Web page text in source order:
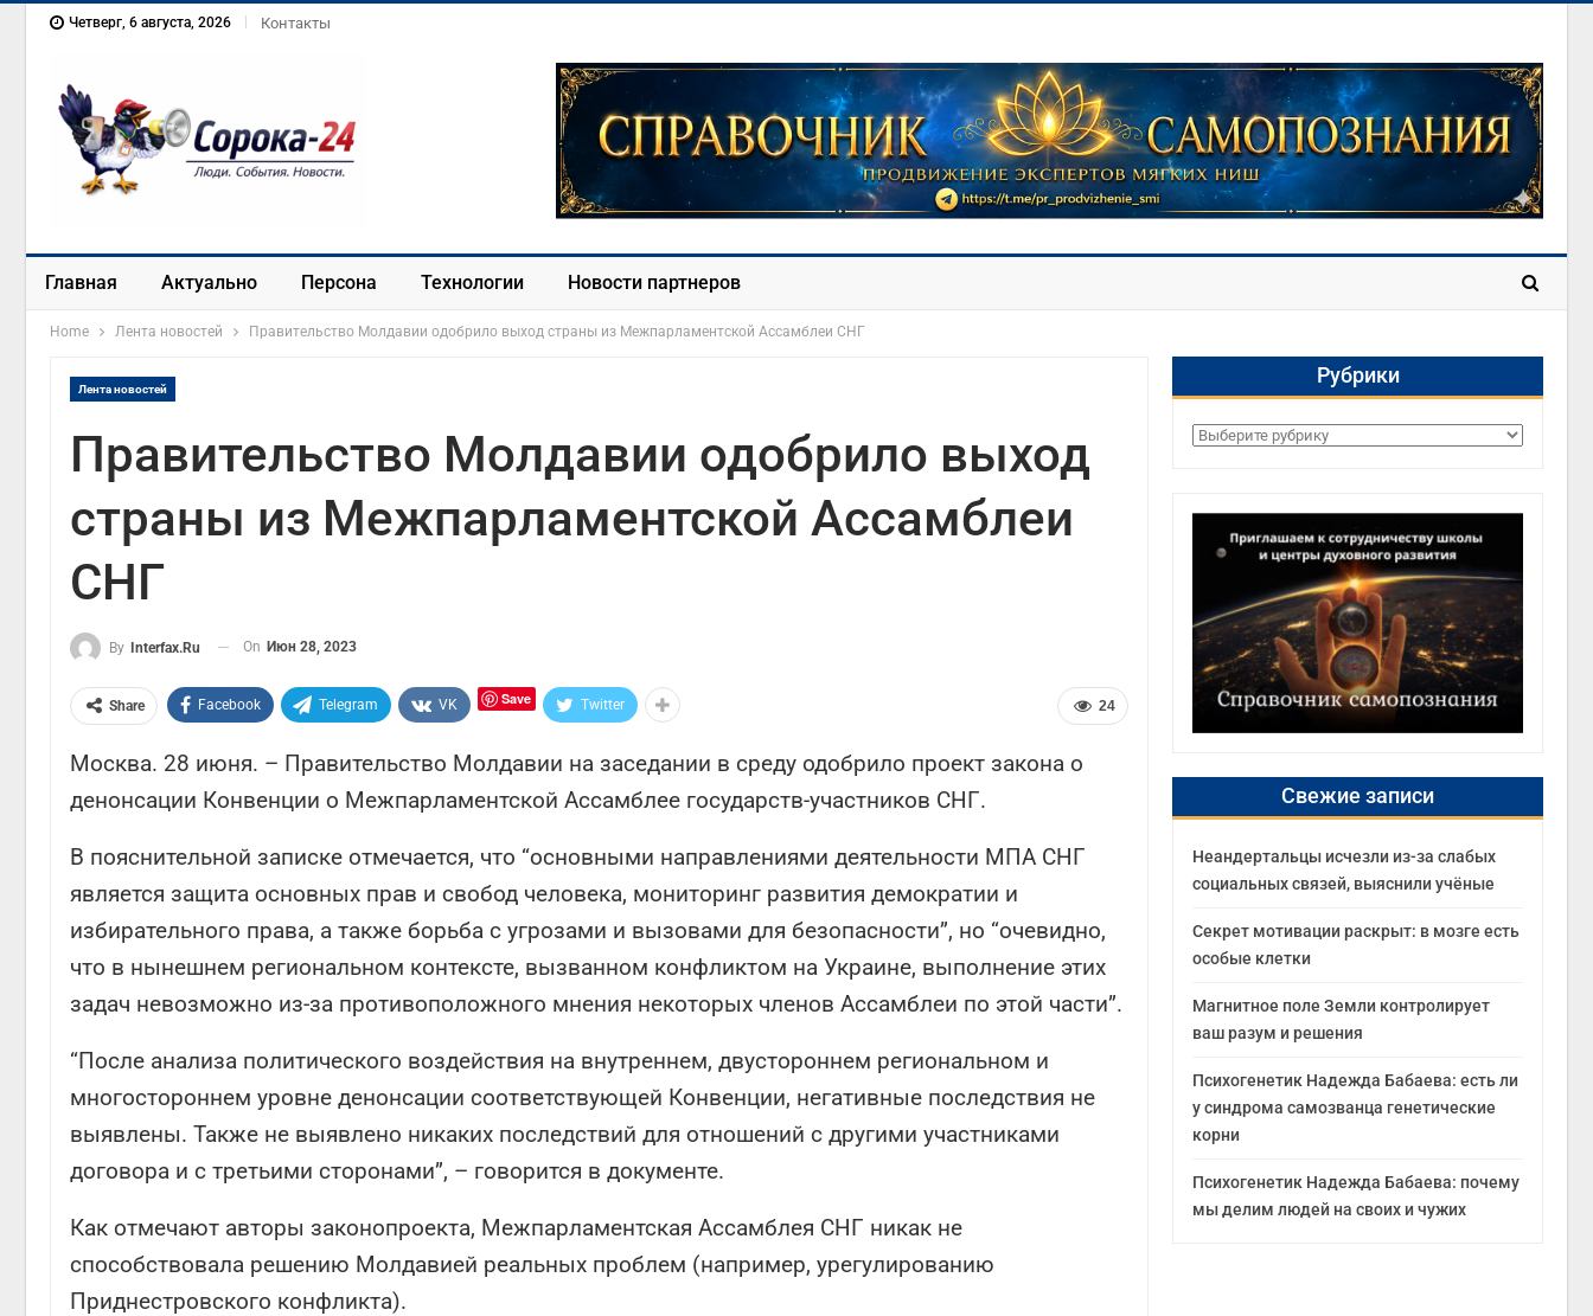
Четверг, 6 августа, 2026 Контакты
Главная Актуально Персона Технологии Новости партнеров
Home Лента новостей Правительство Молдавии одобрило выход страны из Межпарламентской Ассамблеи СНГ
Лента новостей
Правительство Молдавии одобрило выход
страны из Межпарламентской Ассамблеи
СНГ
By Interfax.ru On Июн 28, 2023
24
Share Facebook Telegram VK Save Twitter
Москва. 28 июня. – Правительство Молдавии на заседании в среду одобрило проект закона о
денонсации Конвенции о Межпарламентской Ассамблее государств-участников СНГ.
В пояснительной записке отмечается, что “основными направлениями деятельности МПА СНГ
является защита основных прав и свобод человека, мониторинг развития демократии и
избирательного права, а также борьба с угрозами и вызовами для безопасности”, но “очевидно,
что в нынешнем региональном контексте, вызванном конфликтом на Украине, выполнение этих
задач невозможно из-за противоположного мнения некоторых членов Ассамблеи по этой части”.
“После анализа политического воздействия на внутреннем, двустороннем региональном и
многостороннем уровне денонсации соответствующей Конвенции, негативные последствия не
выявлены. Также не выявлено никаких последствий для отношений с другими участниками
договора и с третьими сторонами”, – говорится в документе.
Как отмечают авторы законопроекта, Межпарламентская Ассамблея СНГ никак не
способствовала решению Молдавией реальных проблем (например, урегулированию
Приднестровского конфликта).
Рубрики
Рубрики
Свежие записи
Неандертальцы исчезли из-за слабых
социальных связей, выяснили учёные
Секрет мотивации раскрыт: в мозге есть
особые клетки
Магнитное поле Земли контролирует
ваш разум и решения
Психогенетик Надежда Бабаева: есть ли
у синдрома самозванца генетические
корни
Психогенетик Надежда Бабаева: почему
мы делим людей на своих и чужих